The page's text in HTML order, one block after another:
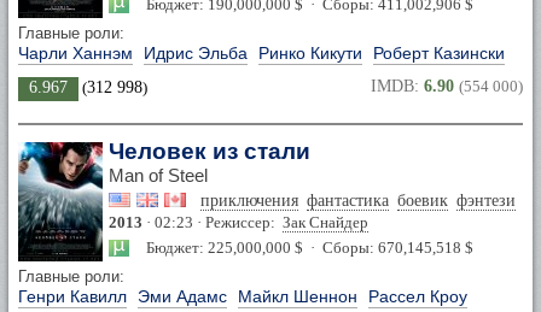
Бюджет: 190,000,000 $ · Сборы: 411,002,906 $
Главные роли:
Чарли Ханнэм Идрис Эльба Ринко Кикути Роберт Казински
6.967 (312 998) IMDB: 6.90 (554 000)
Человек из стали
Man of Steel
приключения фантастика боевик фэнтези
2013 · 02:23 · Режиссер: Зак Снайдер
Бюджет: 225,000,000 $ · Сборы: 670,145,518 $
Главные роли:
Генри Кавилл Эми Адамс Майкл Шеннон Рассел Кроу